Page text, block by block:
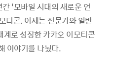
‘모바일 시대의 새로운 언
티콘. 이제는 전문가와 일반
로 성장한 카카오 이모티콘
이야기를 나눴다.